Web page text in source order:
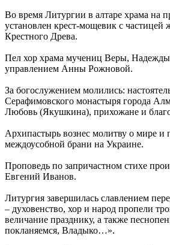
Во время Литургии в алтаре храма на
установлен крест-мощевик с частицей
Крестного Древа.
Пел хор храма мучениц Веры,
управлением Анны Рожновой.
За богослужением молились:
Серафимовского монастыря города
Любовь (Якушкина), прихожане и
Архипастырь вознес молитву о мире и
междоусобной брани на Украине.
Проповедь по запричастном стихе
Евгений Иванов.
Литургия завершилась славлением
– духовенство, хор и народ пропели
величание празднику, а также
покланяемся, Владыко…».